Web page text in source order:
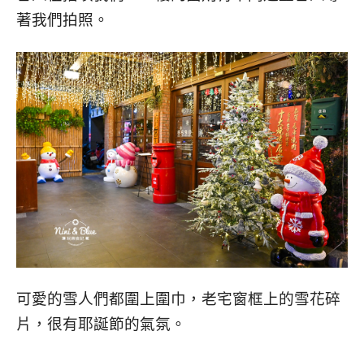
著我們拍照。
可愛的雪人們都圍上圍巾，老宅窗框上的雪花碎
片，很有耶誕節的氣氛。